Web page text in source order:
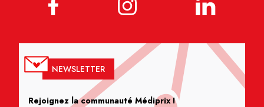
NEWSLETTER
Rejoignez la communauté Médiprix !